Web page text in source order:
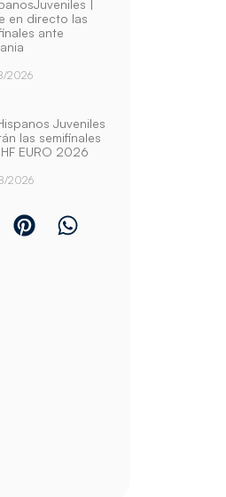
|
en directo las
ante
2026
Juveniles
las semifinales
EURO 2026
2026